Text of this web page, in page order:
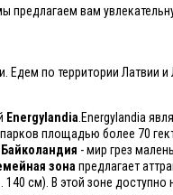
предлагаем вам
Едем по территории
Energylandia .Energylandia
площадью более 70
Байколандия - мир грез
зона предлагает
см). В этой зоне